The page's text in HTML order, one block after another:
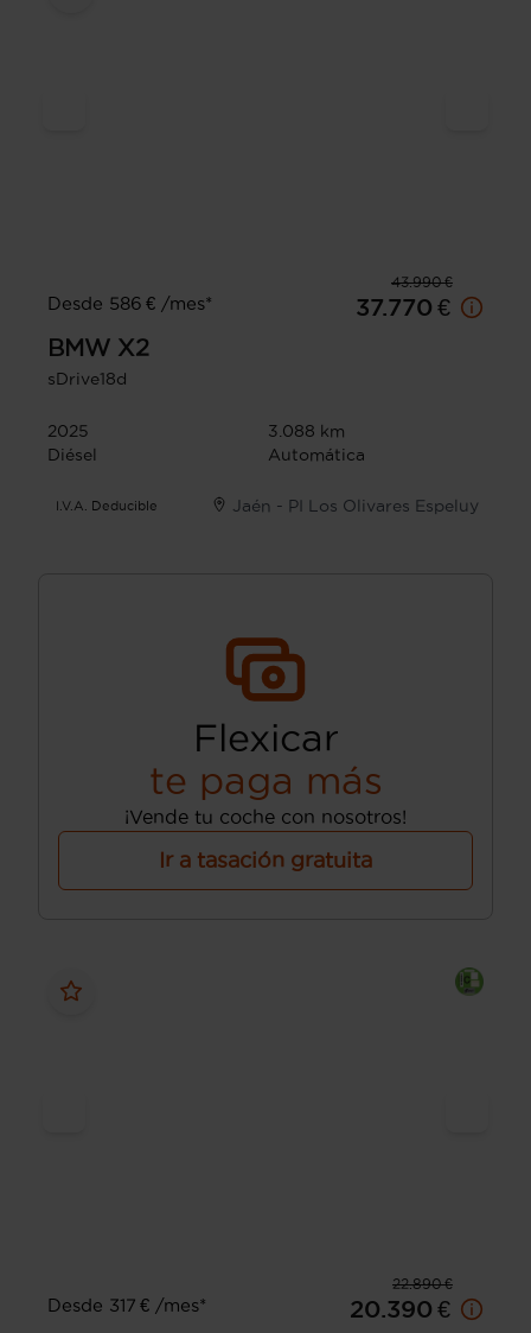
43.990 €
Desde 586 € /mes*
37.770 €
BMW X2
sDrive18d
2025
3.088 km
Diésel
Automática
I.V.A. Deducible Jaén - PI Los Olivares Espeluy
Flexicar
te paga más
¡Vende tu coche con nosotros!
Ir a tasación gratuita
22.890 €
Desde 317 € /mes*
20.390 €